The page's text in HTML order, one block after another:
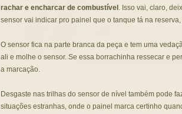
rachar e encharcar de combustível . Isso vai, claro,
sensor vai indicar pro painel que o tanque tá na
O sensor fica na parte branca da peça e tem uma
ali e molhe o sensor. Se essa borrachinha ressecar e
a marcação.
Desgaste nas trilhas do sensor de nível também pode
situações estranhas, onde o painel marca certinho